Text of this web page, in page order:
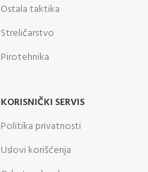
Ostala taktika
Streličarstvo
Pirotehnika
KORISNIČKI SERVIS
Politika privatnosti
Uslovi korišćenja